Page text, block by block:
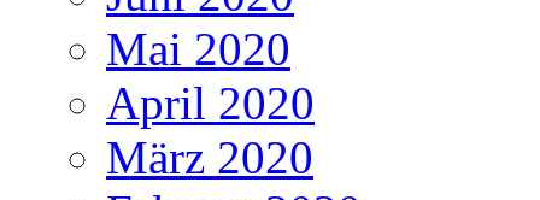
Mai 2020
April 2020
März 2020